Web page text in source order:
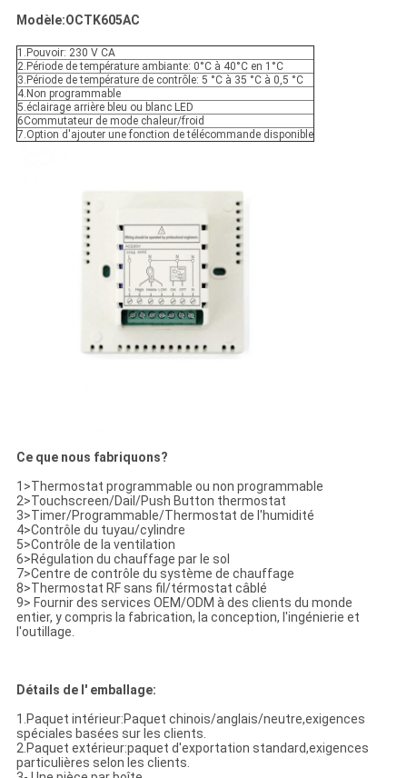
Modèle:OCTK605AC
1.Pouvoir: 230 V CA
2.Période de température ambiante: 0°C à 40°C en 1°C
3.Période de température de contrôle: 5 °C à 35 °C à 0,5 °C
4.Non programmable
5.éclairage arrière bleu ou blanc LED
6Commutateur de mode chaleur/froid
7.Option d'ajouter une fonction de télécommande disponible
Ce que nous fabriquons?
1>Thermostat programmable ou non programmable
2>Touchscreen/Dail/Push Button thermostat
3>Timer/Programmable/Thermostat de l'humidité
4>Contrôle du tuyau/cylindre
5>Contrôle de la ventilation
6>Régulation du chauffage par le sol
7>Centre de contrôle du système de chauffage
8>Thermostat RF sans fil/térmostat câblé
9> Fournir des services OEM/ODM à des clients du monde
entier, y compris la fabrication, la conception, l'ingénierie et
l'outillage.
Détails de l' emballage:
1.Paquet intérieur:Paquet chinois/anglais/neutre,exigences
spéciales basées sur les clients.
2.Paquet extérieur:paquet d'exportation standard,exigences
particulières selon les clients.